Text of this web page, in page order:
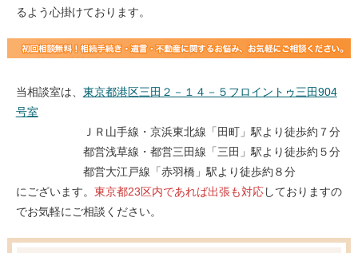
るよう心掛けております。
当相談室は、 東京都港区三田２－１４－５フロイントゥ三田904
号室
ＪＲ山手線・京浜東北線「田町」駅より徒歩約７分
都営浅草線・都営三田線「三田」駅より徒歩約５分
都営大江戸線「赤羽橋」駅より徒歩約８分
にございます。 東京都23区内であれば出張も対応しておりますの
でお気軽にご相談ください。